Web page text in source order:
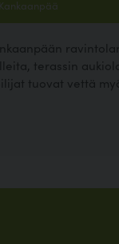
terassin
tuovat vettä